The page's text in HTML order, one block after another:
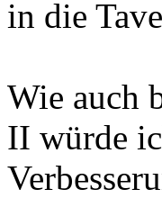
in die
Wie auch
II würde